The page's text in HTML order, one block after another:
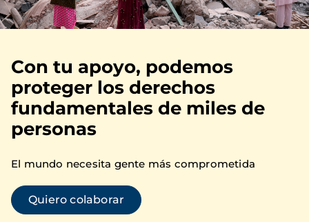
Con tu apoyo, podemos
proteger los derechos
fundamentales de miles de
personas
El mundo necesita gente más comprometida
Quiero colaborar